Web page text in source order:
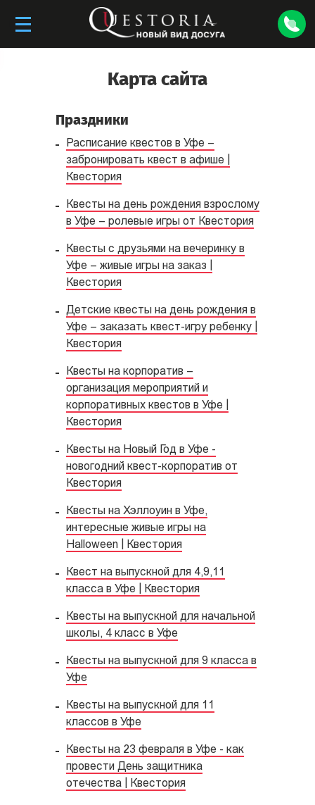
Карта сайта
Праздники
Расписание квестов в Уфе –
забронировать квест в афише |
Квестория
Квесты на день рождения взрослому
в Уфе – ролевые игры от Квестория
Квесты с друзьями на вечеринку в
Уфе – живые игры на заказ |
Квестория
Детские квесты на день рождения в
Уфе – заказать квест-игру ребенку |
Квестория
Квесты на корпоратив –
организация мероприятий и
корпоративных квестов в Уфе |
Квестория
Квесты на Новый Год в Уфе -
новогодний квест-корпоратив от
Квестория
Квесты на Хэллоуин в Уфе,
интересные живые игры на
Halloween | Квестория
Квест на выпускной для 4,9,11
класса в Уфе | Квестория
Квесты на выпускной для начальной
школы, 4 класс в Уфе
Квесты на выпускной для 9 класса в
Уфе
Квесты на выпускной для 11
классов в Уфе
Квесты на 23 февраля в Уфе - как
провести День защитника
отечества | Квестория